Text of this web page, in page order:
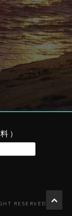
）
RESERVED.